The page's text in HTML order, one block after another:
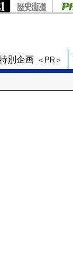
別企画 ＜PR＞